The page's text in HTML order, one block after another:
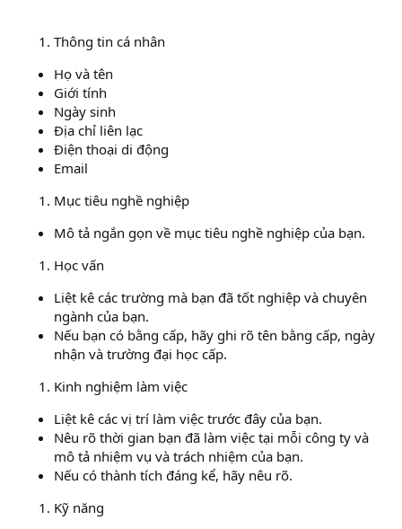
Thông tin cá nhân
Họ và tên
Giới tính
Ngày sinh
Địa chỉ liên lạc
Điện thoại di động
Email
Mục tiêu nghề nghiệp
Mô tả ngắn gọn về mục tiêu nghề nghiệp của bạn.
Học vấn
Liệt kê các trường mà bạn đã tốt nghiệp và chuyên
ngành của bạn.
Nếu bạn có bằng cấp, hãy ghi rõ tên bằng cấp, ngày
nhận và trường đại học cấp.
Kinh nghiệm làm việc
Liệt kê các vị trí làm việc trước đây của bạn.
Nêu rõ thời gian bạn đã làm việc tại mỗi công ty và
mô tả nhiệm vụ và trách nhiệm của bạn.
Nếu có thành tích đáng kể, hãy nêu rõ.
Kỹ năng